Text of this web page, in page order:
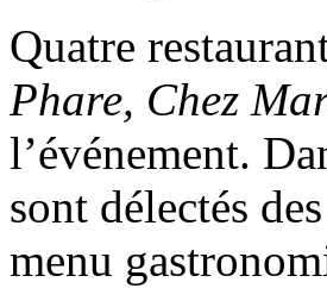
Quatre
Phare, Chez
l’événement.
sont délectés
menu